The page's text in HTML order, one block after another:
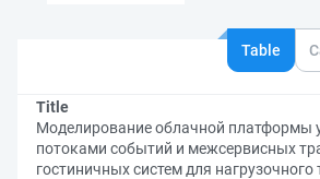
Table
Title
Моделирование облачной платформы
потоками событий и межсервисных
гостиничных систем для нагрузочного